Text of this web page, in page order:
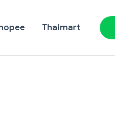
Thaimart